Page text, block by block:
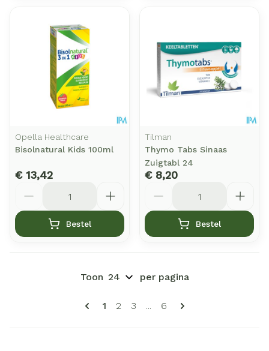
Opella Healthcare
Bisolnatural Kids 100ml
€ 13,42
Bestel
Tilman
Thymo Tabs Sinaas
Zuigtabl 24
€ 8,20
Bestel
Pagina's
U lees momenteel pagina
1 Pagina
2 Pagina
3 ... Pagina
6
Toon per pagina